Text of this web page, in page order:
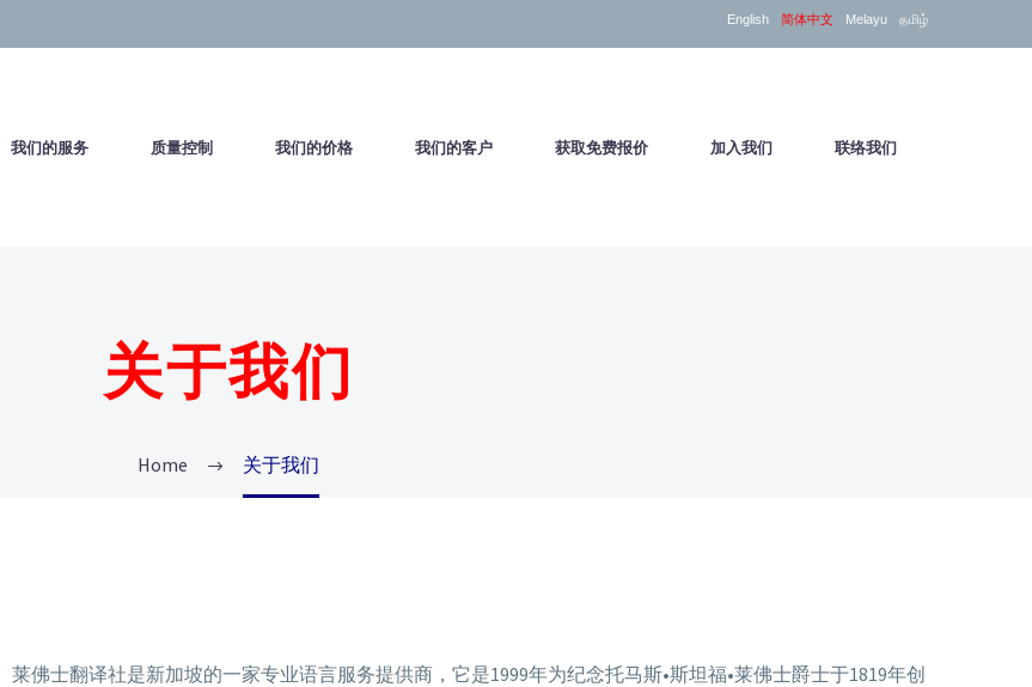
English 简体中文 Melayu தமிழ்
我们的服务 质量控制 我们的价格 我们的客户 获取免费报价 加入我们 联络我们
关于我们
Home 关于我们
莱佛士翻译社是新加坡的一家专业语言服务提供商，它是1999年为纪念托马斯•斯坦福•莱佛士爵士于1819年创